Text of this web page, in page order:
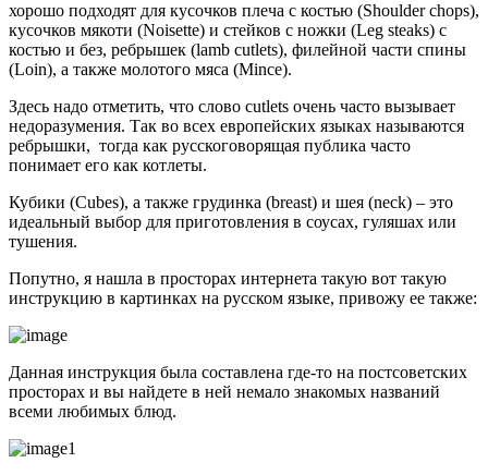
хорошо подходят для кусочков плеча с костью (Shoulder chops),
кусочков мякоти (Noisette) и стейков с ножки (Leg steaks) с
костью и без, ребрышек (lamb cutlets), филейной части спины
(Loin), а также молотого мяса (Mince).
Здесь надо отметить, что слово cutlets очень часто вызывает
недоразумения. Так во всех европейских языках называются
ребрышки, тогда как русскоговорящая публика часто
понимает его как котлеты.
Кубики (Cubes), а также грудинка (breast) и шея (neck) – это
идеальный выбор для приготовления в соусах, гуляшах или
тушения.
Попутно, я нашла в просторах интернета такую вот такую
инструкцию в картинках на русском языке, привожу ее также:
Данная инструкция была составлена где-то на постсоветских
просторах и вы найдете в ней немало знакомых названий
всеми любимых блюд.